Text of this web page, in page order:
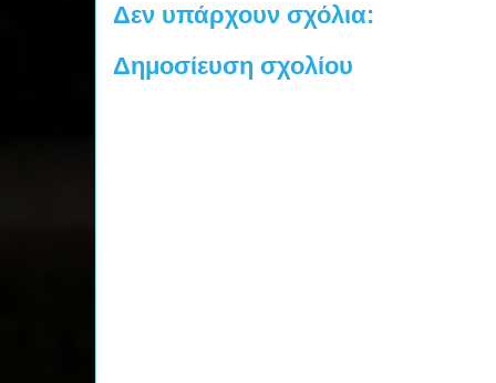
Δεν υπάρχουν σχόλια:
Δημοσίευση σχολίου